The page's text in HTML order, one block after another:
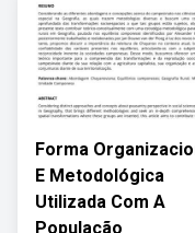
Forma
E Metodológica
Utilizada Com A
População